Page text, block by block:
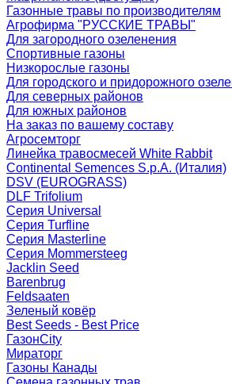
Газонные травы по производителям
Агрофирма "РУССКИЕ ТРАВЫ"
Для загородного озеленения
Спортивные газоны
Низкорослые газоны
Для городского и придорожного
Для северных районов
Для южных районов
На заказ по вашему составу
Агросемторг
Линейка травосмесей White Rabbit
Continental Semences S.p.A. (Италия)
DSV (EUROGRASS)
DLF Trifolium
Серия Universal
Серия Turfline
Серия Masterline
Серия Mommersteeg
Jacklin Seed
Barenbrug
Feldsaaten
Зеленый ковёр
Best Seeds - Best Price
ГазонCity
Мираторг
Газоны Канады